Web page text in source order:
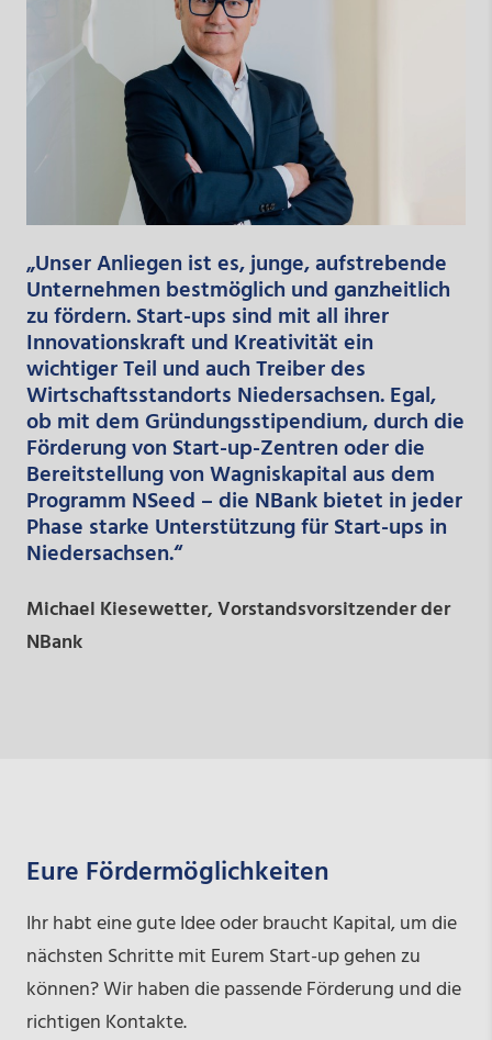
„Unser Anliegen ist es, junge, aufstrebende
Unternehmen bestmöglich und ganzheitlich
zu fördern. Start-ups sind mit all ihrer
Innovationskraft und Kreativität ein
wichtiger Teil und auch Treiber des
Wirtschaftsstandorts Niedersachsen. Egal,
ob mit dem Gründungsstipendium, durch die
Förderung von Start-up-Zentren oder die
Bereitstellung von Wagniskapital aus dem
Programm NSeed – die NBank bietet in jeder
Phase starke Unterstützung für Start-ups in
Niedersachsen.“
Michael Kiesewetter, Vorstandsvorsitzender der
NBank
Eure Fördermöglichkeiten
Ihr habt eine gute Idee oder braucht Kapital, um die
nächsten Schritte mit Eurem Start-up gehen zu
können? Wir haben die passende Förderung und die
richtigen Kontakte.